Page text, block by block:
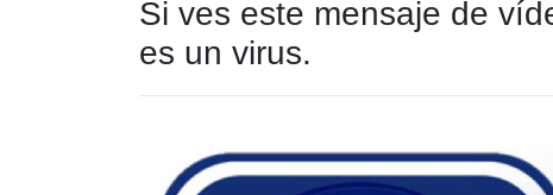
Si ves este mensaje de
es un virus.